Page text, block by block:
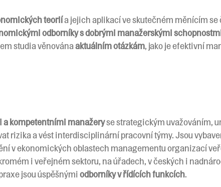
teoriía jejich aplikací ve skutečném měnícím
odborníky s dobrými manažerskými
studia věnovánaaktuálním otázkám, jako je efektivní
a kompetentními manažeryse strategickým uvažováním,
rizika a vést interdisciplinární pracovní týmy. Jsou
v ekonomických oblastech managementu organizací
i veřejném sektoru, na úřadech, v českých i
jsou úspěšnýmiodborníky v řídících funkcích.